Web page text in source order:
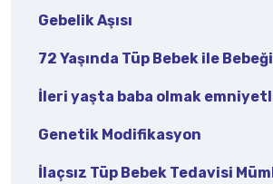
Gebelik Aşısı
72 Yaşında Tüp Bebek ile
İleri yaşta baba olmak
Genetik Modifikasyon
İlaçsız Tüp Bebek Tedavisi